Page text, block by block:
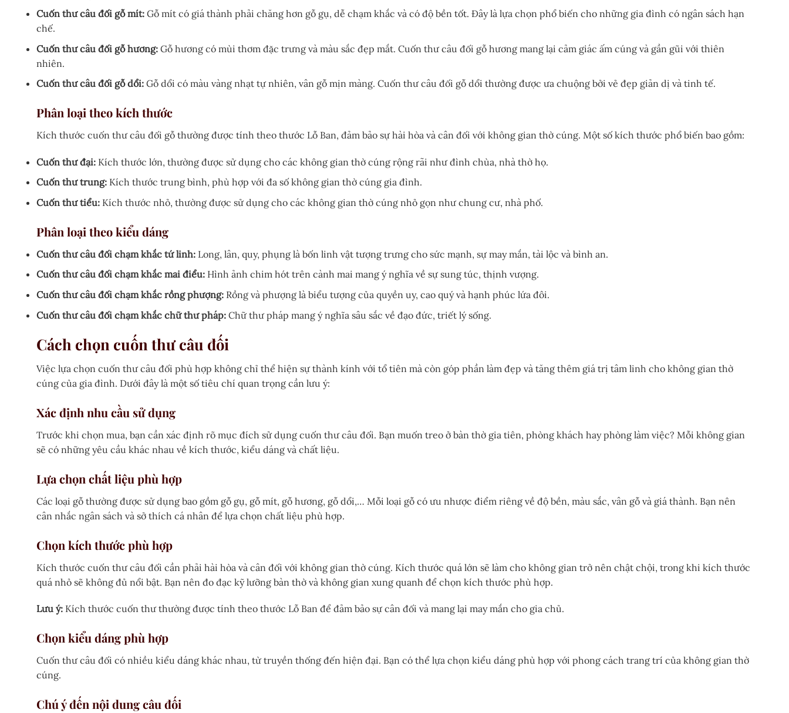
Cuốn thư câu đối gỗ mít: Gỗ mít có giá thành phải chăng hơn gỗ gụ, dễ chạm khắc và có độ bền tốt. Đây là lựa chọn phổ biến cho những gia đình có ngân sách hạn
chế.
Cuốn thư câu đối gỗ hương: Gỗ hương có mùi thơm đặc trưng và màu sắc đẹp mắt. Cuốn thư câu đối gỗ hương mang lại cảm giác ấm cúng và gần gũi với thiên
nhiên.
Cuốn thư câu đối gỗ dổi: Gỗ dổi có màu vàng nhạt tự nhiên, vân gỗ mịn màng. Cuốn thư câu đối gỗ dổi thường được ưa chuộng bởi vẻ đẹp giản dị và tinh tế.
Phân loại theo kích thước
Kích thước cuốn thư câu đối gỗ thường được tính theo thước Lỗ Ban, đảm bảo sự hài hòa và cân đối với không gian thờ cúng. Một số kích thước phổ biến bao gồm:
Cuốn thư đại: Kích thước lớn, thường được sử dụng cho các không gian thờ cúng rộng rãi như đình chùa, nhà thờ họ.
Cuốn thư trung: Kích thước trung bình, phù hợp với đa số không gian thờ cúng gia đình.
Cuốn thư tiểu: Kích thước nhỏ, thường được sử dụng cho các không gian thờ cúng nhỏ gọn như chung cư, nhà phố.
Phân loại theo kiểu dáng
Cuốn thư câu đối chạm khắc tứ linh: Long, lân, quy, phụng là bốn linh vật tượng trưng cho sức mạnh, sự may mắn, tài lộc và bình an.
Cuốn thư câu đối chạm khắc mai điểu: Hình ảnh chim hót trên cành mai mang ý nghĩa về sự sung túc, thịnh vượng.
Cuốn thư câu đối chạm khắc rồng phượng: Rồng và phượng là biểu tượng của quyền uy, cao quý và hạnh phúc lứa đôi.
Cuốn thư câu đối chạm khắc chữ thư pháp: Chữ thư pháp mang ý nghĩa sâu sắc về đạo đức, triết lý sống.
Cách chọn cuốn thư câu đối
Việc lựa chọn cuốn thư câu đối phù hợp không chỉ thể hiện sự thành kính với tổ tiên mà còn góp phần làm đẹp và tăng thêm giá trị tâm linh cho không gian thờ
cúng của gia đình. Dưới đây là một số tiêu chí quan trọng cần lưu ý:
Xác định nhu cầu sử dụng
Trước khi chọn mua, bạn cần xác định rõ mục đích sử dụng cuốn thư câu đối. Bạn muốn treo ở bàn thờ gia tiên, phòng khách hay phòng làm việc? Mỗi không gian
sẽ có những yêu cầu khác nhau về kích thước, kiểu dáng và chất liệu.
Lựa chọn chất liệu phù hợp
Các loại gỗ thường được sử dụng bao gồm gỗ gụ, gỗ mít, gỗ hương, gỗ dổi,… Mỗi loại gỗ có ưu nhược điểm riêng về độ bền, màu sắc, vân gỗ và giá thành. Bạn nên
cân nhắc ngân sách và sở thích cá nhân để lựa chọn chất liệu phù hợp.
Chọn kích thước phù hợp
Kích thước cuốn thư câu đối cần phải hài hòa và cân đối với không gian thờ cúng. Kích thước quá lớn sẽ làm cho không gian trở nên chật chội, trong khi kích thước
quá nhỏ sẽ không đủ nổi bật. Bạn nên đo đạc kỹ lưỡng bàn thờ và không gian xung quanh để chọn kích thước phù hợp.
Lưu ý: Kích thước cuốn thư thường được tính theo thước Lỗ Ban để đảm bảo sự cân đối và mang lại may mắn cho gia chủ.
Chọn kiểu dáng phù hợp
Cuốn thư câu đối có nhiều kiểu dáng khác nhau, từ truyền thống đến hiện đại. Bạn có thể lựa chọn kiểu dáng phù hợp với phong cách trang trí của không gian thờ
cúng.
Chú ý đến nội dung câu đối